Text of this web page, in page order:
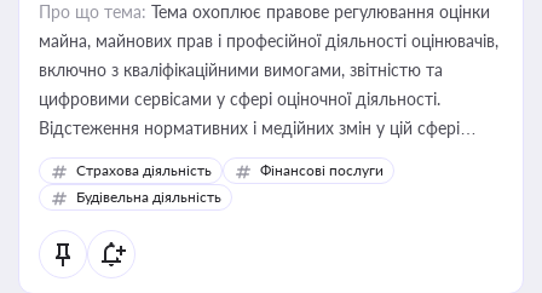
Про що тема: Тема охоплює правове регулювання оцінки
майна, майнових прав і професійної діяльності оцінювачів,
включно з кваліфікаційними вимогами, звітністю та
цифровими сервісами у сфері оціночної діяльності.
Відстеження нормативних і медійних змін у цій сфері
корисне для власника бізнесу, керівника, юриста або
бухгалтера під час оподаткування, приватизації, оренди
державного майна, корпоративних угод і перевірки
статусу суб'єктів оціночної діяльності
Страхова діяльність
Фінансові послуги
Будівельна діяльність